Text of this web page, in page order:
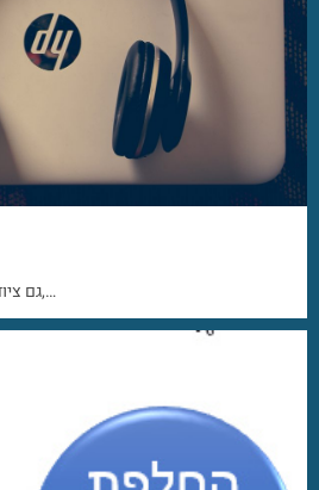
גם ציוד יקר, כמו מק של חברת אפל,…